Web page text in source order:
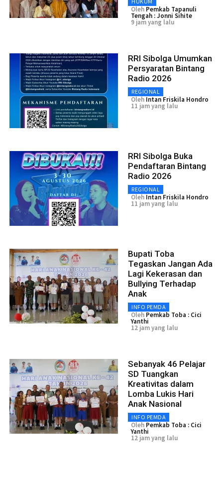
Oleh Pemkab Tapanuli
Tengah : Jonni Sihite
9 jam yang lalu
RRI Sibolga Umumkan
Persyaratan Bintang
Radio 2026
REGIONAL
Oleh Intan Friskila Hondro
11 jam yang lalu
RRI Sibolga Buka
Pendaftaran Bintang
Radio 2026
REGIONAL
Oleh Intan Friskila Hondro
11 jam yang lalu
Bupati Toba
Tegaskan Jangan Ada
Lagi Kekerasan dan
Bullying Terhadap
Anak
INFO PEMDA
Oleh Pemkab Toba : Cici
Yanthi
12 jam yang lalu
Sebanyak 46 Pelajar
SD Tuangkan
Kreativitas dalam
Lomba Lukis Hari
Anak Nasional
INFO PEMDA
Oleh Pemkab Toba : Cici
Yanthi
12 jam yang lalu